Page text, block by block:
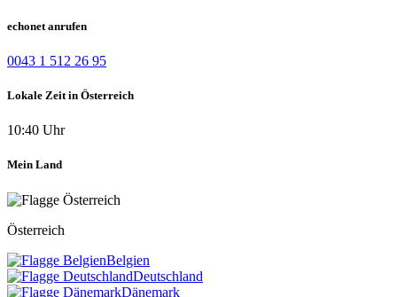
echonet anrufen
0043 1 512 26 95
Lokale Zeit in Österreich
10:40 Uhr
Mein Land
Österreich
Belgien
Deutschland
Dänemark